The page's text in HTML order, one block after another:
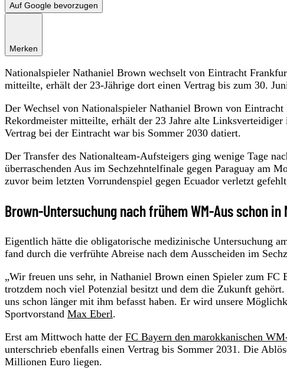
Auf Google bevorzugen
Merken
Nationalspieler Nathaniel Brown wechselt von Eintracht
mitteilte, erhält der 23-Jährige dort einen Vertrag bis zum 30.
Der Wechsel von Nationalspieler Nathaniel Brown von
Rekordmeister mitteilte, erhält der 23 Jahre alte
Vertrag bei der Eintracht war bis Sommer 2030 datiert.
Der Transfer des Nationalteam-Aufsteigers ging wenige Tage
überraschenden Aus im Sechzehntelfinale gegen Paraguay am
zuvor beim letzten Vorrundenspiel gegen Ecuador verletzt
Brown-Untersuchung nach frühem WM-Aus schon in
Eigentlich hätte die obligatorische medizinische Untersuchung
fand durch die verfrühte Abreise nach dem Ausscheiden im
„Wir freuen uns sehr, in Nathaniel Brown einen Spieler zum
trotzdem noch viel Potenzial besitzt und dem die Zukunft
uns schon länger mit ihm befasst haben. Er wird unsere
Sportvorstand Max Eberl.
Erst am Mittwoch hatte der FC Bayern den marokkanischen
unterschrieb ebenfalls einen Vertrag bis Sommer 2031. Die
Millionen Euro liegen.